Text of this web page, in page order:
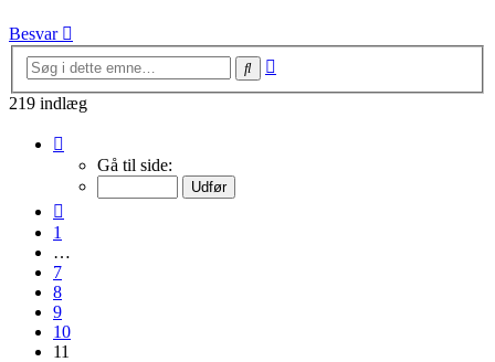
Besvar
Søg
219 indlæg
Gå til side:
1
…
7
8
9
10
11